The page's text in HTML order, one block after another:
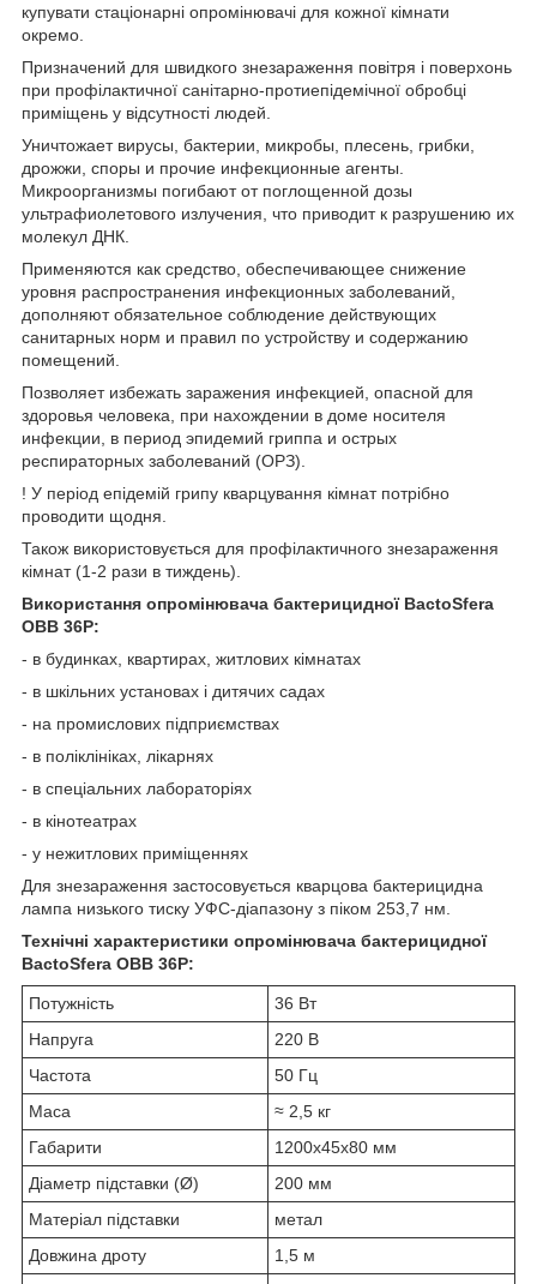
купувати стаціонарні опромінювачі для кожної кімнати
окремо.
Призначений для швидкого знезараження повітря і поверхонь
при профілактичної санітарно-протиепідемічної обробці
приміщень у відсутності людей.
Уничтожает вирусы, бактерии, микробы, плесень, грибки,
дрожжи, споры и прочие инфекционные агенты.
Микроорганизмы погибают от поглощенной дозы
ультрафиолетового излучения, что приводит к разрушению их
молекул ДНК.
Применяются как средство, обеспечивающее снижение
уровня распространения инфекционных заболеваний,
дополняют обязательное соблюдение действующих
санитарных норм и правил по устройству и содержанию
помещений.
Позволяет избежать заражения инфекцией, опасной для
здоровья человека, при нахождении в доме носителя
инфекции, в период эпидемий гриппа и острых
респираторных заболеваний (ОРЗ).
! У період епідемій грипу кварцування кімнат потрібно
проводити щодня.
Також використовується для профілактичного знезараження
кімнат (1-2 рази в тиждень).
Використання опромінювача бактерицидної BactoSfera
OBB 36P:
- в будинках, квартирах, житлових кімнатах
- в шкільних установах і дитячих садах
- на промислових підприємствах
- в поліклініках, лікарнях
- в спеціальних лабораторіях
- в кінотеатрах
- у нежитлових приміщеннях
Для знезараження застосовується кварцова бактерицидна
лампа низького тиску УФС-діапазону з піком 253,7 нм.
Технічні характеристики опромінювача бактерицидної
BactoSfera OBB 36P:
Потужність
36 Вт
Напруга
220 В
Частота
50 Гц
Маса
≈ 2,5 кг
Габарити
1200х45х80 мм
Діаметр підставки (Ø)
200 мм
Матеріал підставки
метал
Довжина дроту
1,5 м